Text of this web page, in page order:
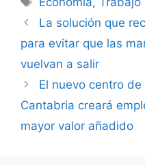
La solución que
para evitar que las
vuelvan a salir
El nuevo centro
Cantabria creará
mayor valor añadido